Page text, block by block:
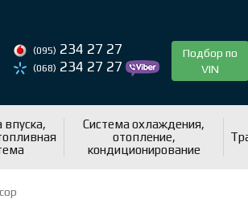
(095) 234 27 27
(068) 234 27 27
Подбор по
VIN
впуска,
Система охлаждения,
отопление,
кондиционирование